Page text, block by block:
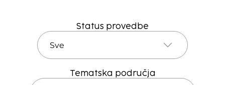
Status provedbe
Tematska područja